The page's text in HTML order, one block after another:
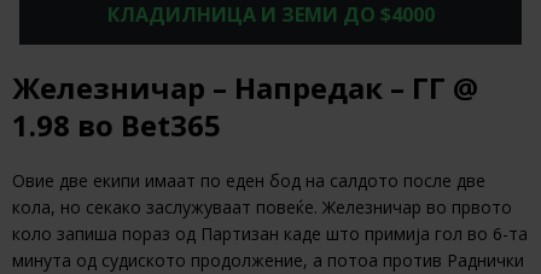
КЛАДИЛНИЦА И ЗЕМИ ДО $4000
Железничар – Напредак – ГГ @
1.98 во Bet365
Овие две екипи имаат по еден бод на салдото после две
кола, но секако заслужуваат повеќе. Железничар во првото
коло запиша пораз од Партизан каде што примија гол во 6-та
минута од судиското продолжение, а потоа против Раднички